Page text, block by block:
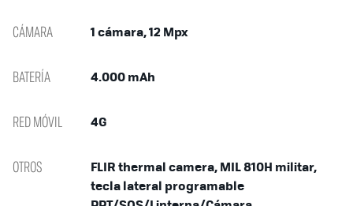
CÁMARA 1 cámara, 12 Mpx
BATERÍA 4.000 mAh
RED MÓVIL 4G
OTROS
FLIR thermal camera, MIL 810H militar,
tecla lateral programable